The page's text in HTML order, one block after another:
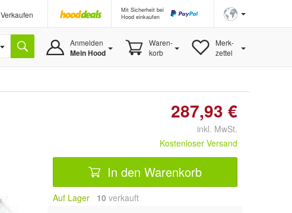
Verkaufen
Mit Sicherheit bei
Hood einkaufen
Anmelden
Mein Hood
Waren-
korb
Merk-
zettel
287,93 €
inkl. MwSt.
Kostenloser Versand
In den Warenkorb
Auf Lager 10 verkauft